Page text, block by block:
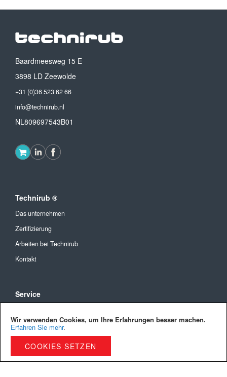
Wir verwenden Cookies, um Ihre Erfahrungen besser machen.
Erfahren Sie mehr.
COOKIES SETZEN
Baardmeesweg 15 E
3898 LD Zeewolde
+31 (0)36 523 62 66
info@technirub.nl
NL809697543B01
Technirub ®
Das unternehmen
Zertifizierung
Arbeiten bei Technirub
Kontakt
Service
Versandkosten und Lieferung
Privacy Policy